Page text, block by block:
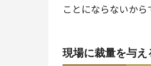
ことにならないから
現場に裁量を与え